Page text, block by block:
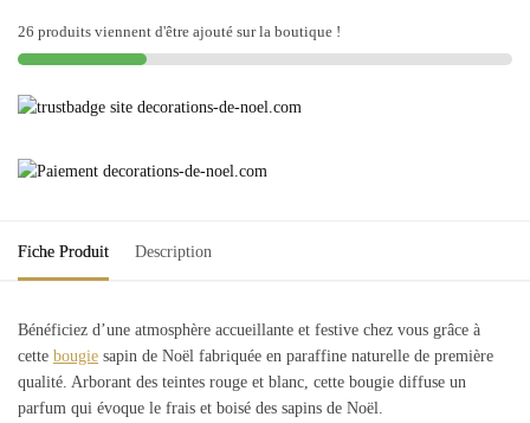
de
paraffine
naturelle
et
26 produits viennent d'être ajouté sur la boutique !
Fiche Produit Description
Bénéficiez d’une atmosphère accueillante et festive chez vous grâce à
cette bougie sapin de Noël fabriquée en paraffine naturelle de première
qualité. Arborant des teintes rouge et blanc, cette bougie diffuse un
parfum qui évoque le frais et boisé des sapins de Noël.